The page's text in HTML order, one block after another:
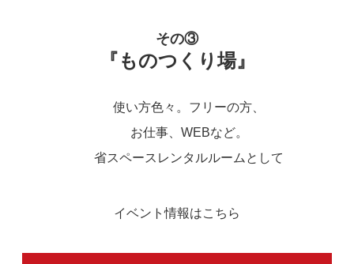
その③
『ものつくり場』
使い方色々。フリーの方、
お仕事、WEBなど。
省スペースレンタルルームとして
イベント情報はこちら